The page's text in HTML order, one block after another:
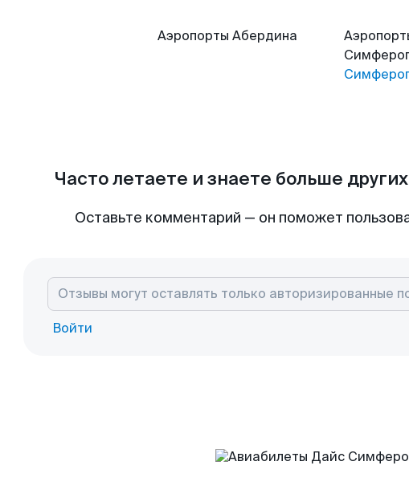
Аэропорты Абердина
Часто летаете и знаете больше
Оставьте комментарий — он поможет
Войти